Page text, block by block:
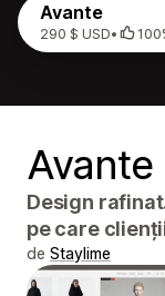
Avante
290 $ USD•
Avante
Design
pe care
de Staylime